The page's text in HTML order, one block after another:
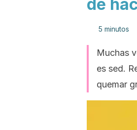
de
5 minutos
Muchas
es sed.
quemar